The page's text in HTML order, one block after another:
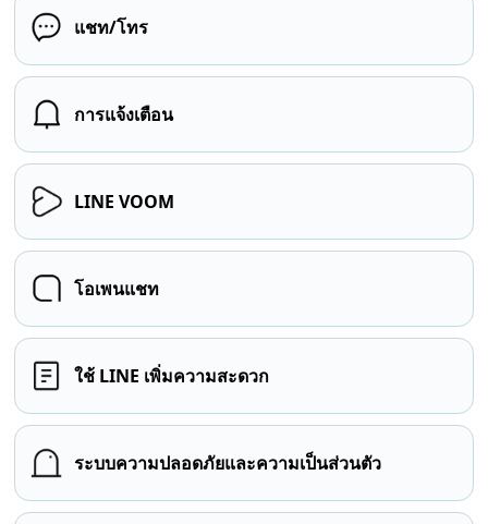
แชท/โทร
การแจ้งเตือน
LINE VOOM
โอเพนแชท
ใช้ LINE เพิ่มความสะดวก
ระบบความปลอดภัยและความเป็นส่วนตัว